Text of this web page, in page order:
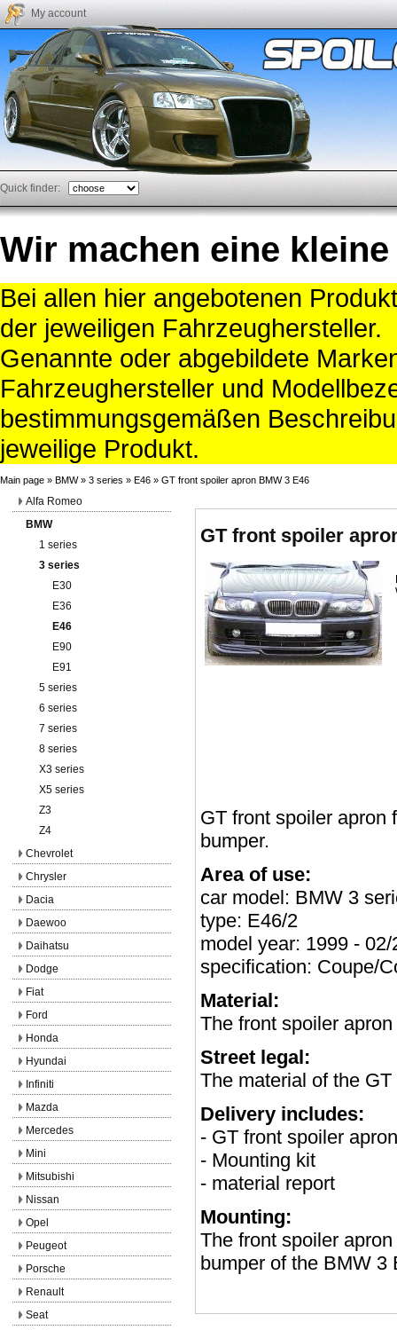
My account
Quick finder:
Wir machen eine kleine
Bei allen hier angebotenen
der jeweiligen Fahrzeughersteller.
Genannte oder abgebildete
Fahrzeughersteller und
bestimmungsgemäßen
jeweilige Produkt.
Main page » BMW» 3 series » E46 » GT front spoiler apron BMW 3 E46
GT front spoiler
GT front spoiler apron
bumper.
Area of use:
car model: BMW 3
type: E46/2
model year: 1999 - 02/
specification: Coupe/
Material:
The front spoiler
Street legal:
The material of the
Delivery includes:
- GT front spoiler
- Mounting kit
- material report
Mounting:
The front spoiler
bumper of the BMW 3
Alfa Romeo
BMW
1 series
3 series
E30
E36
E46
E90
E91
5 series
6 series
7 series
8 series
X3 series
X5 series
Z3
Z4
Chevrolet
Chrysler
Dacia
Daewoo
Daihatsu
Dodge
Fiat
Ford
Honda
Hyundai
Infiniti
Mazda
Mercedes
Mini
Mitsubishi
Nissan
Opel
Peugeot
Porsche
Renault
Seat